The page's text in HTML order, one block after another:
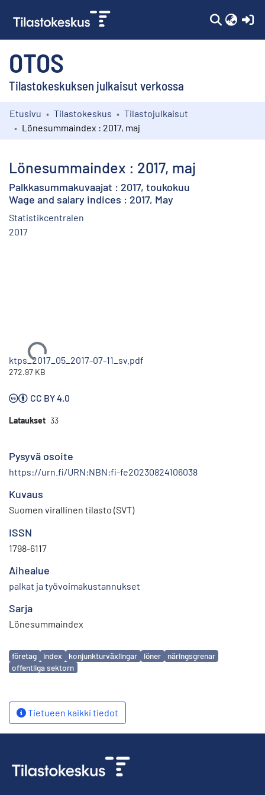
OTOS
Tilastokeskuksen julkaisut verkossa
Kokoelmat
Etusivu Tilastokeskus
Tilastojulkaisut
Lönesummaindex : 2017, maj
Lönesummaindex : 2017, maj
Palkkasummakuvaajat : 2017, toukokuu
Wage and salary indices : 2017, May
Statistikcentralen
2017
Ladataan...
ktps_2017_05_2017-07-11_sv.pdf
272.97 KB
CC BY 4.0
Lataukset 33
Pysyvä osoite
https://urn.fi/URN:NBN:fi-fe20230824106038
Kuvaus
Suomen virallinen tilasto (SVT)
ISSN
1798-6117
Aihealue
palkat ja työvoimakustannukset
Sarja
Lönesummaindex
Avainsanat
företag index konjunkturväxlingar löner
näringsgrenar
offentliga sektorn
Tietueen kaikki tiedot